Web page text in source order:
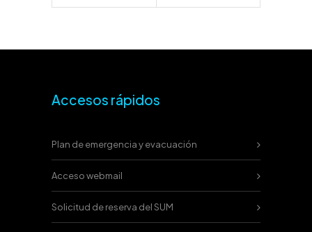
Accesos rápidos
Plan de emergencia y evacuación
Acceso webmail
Solicitud de reserva del SUM